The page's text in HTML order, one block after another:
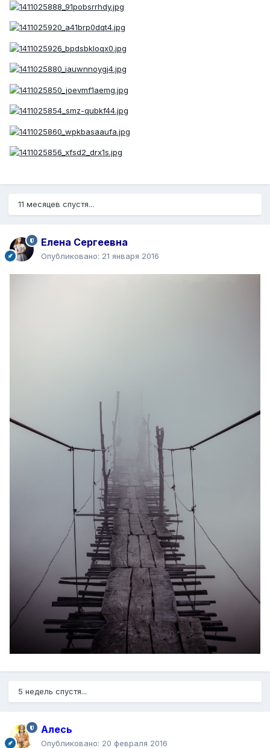
11 месяцев спустя...
Елена Сергеевна
Опубликовано: 21 января 2016
5 недель спустя...
Алесь
Опубликовано: 20 февраля 2016